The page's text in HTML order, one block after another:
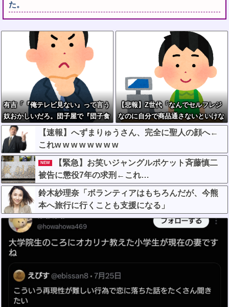
た。
有吉「『俺テレビ見ない』って言う
奴おかしいだろ。団子屋で『団子食
べない』って言うか？」
【悲報】Z世代「なんでセルフレジ
なのに自分で商品通さないといけな
いんだ」
【速報】へずまりゅうさん、完全に聖人の顔へ←
これw w w w w w w w
NEW
【緊急】お笑いジャングルポケット斉藤慎二
被告に懲役7年の求刑←これ…
鈴木紗理奈「ボランティアはもちろんだが、今熊
本へ旅行に行くことも支援になる」